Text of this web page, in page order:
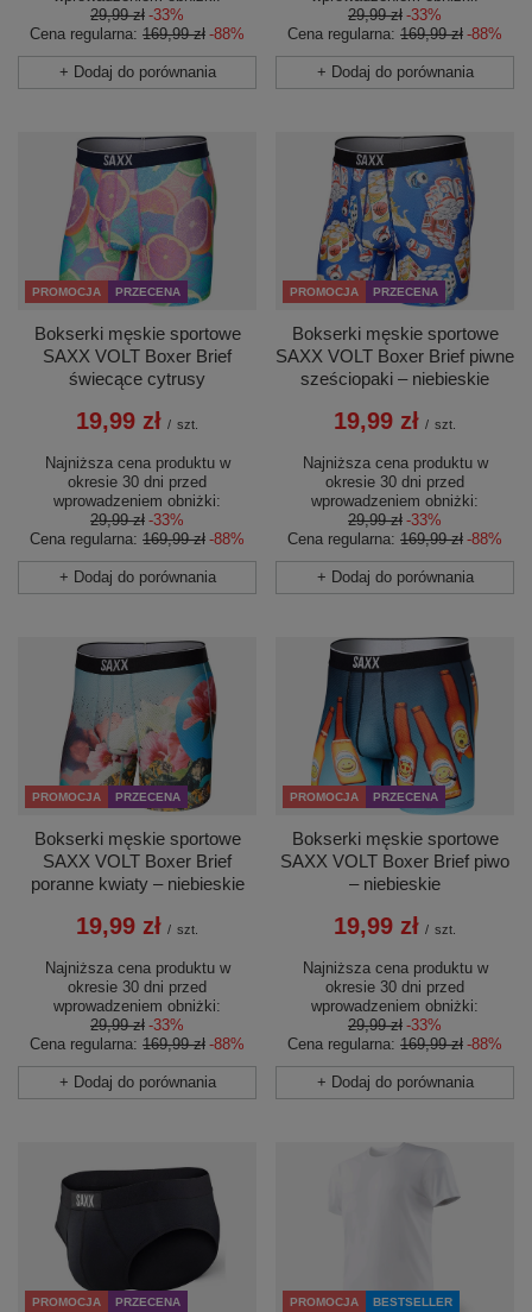
29,99 zł -33%
Cena regularna: 169,99 zł -88%
+ Dodaj do porównania
29,99 zł -33%
Cena regularna: 169,99 zł -88%
+ Dodaj do porównania
PROMOCJA PRZECENA
Bokserki męskie sportowe
SAXX VOLT Boxer Brief
świecące cytrusy
19,99 zł / szt.
Najniższa cena produktu w
okresie 30 dni przed
wprowadzeniem obniżki:
29,99 zł -33%
Cena regularna: 169,99 zł -88%
+ Dodaj do porównania
PROMOCJA PRZECENA
Bokserki męskie sportowe
SAXX VOLT Boxer Brief piwne
sześciopaki – niebieskie
19,99 zł / szt.
Najniższa cena produktu w
okresie 30 dni przed
wprowadzeniem obniżki:
29,99 zł -33%
Cena regularna: 169,99 zł -88%
+ Dodaj do porównania
PROMOCJA PRZECENA
Bokserki męskie sportowe
SAXX VOLT Boxer Brief
poranne kwiaty – niebieskie
19,99 zł / szt.
Najniższa cena produktu w
okresie 30 dni przed
wprowadzeniem obniżki:
29,99 zł -33%
Cena regularna: 169,99 zł -88%
+ Dodaj do porównania
PROMOCJA PRZECENA
Bokserki męskie sportowe
SAXX VOLT Boxer Brief piwo
– niebieskie
19,99 zł / szt.
Najniższa cena produktu w
okresie 30 dni przed
wprowadzeniem obniżki:
29,99 zł -33%
Cena regularna: 169,99 zł -88%
+ Dodaj do porównania
PROMOCJA PRZECENA PROMOCJA BESTSELLER